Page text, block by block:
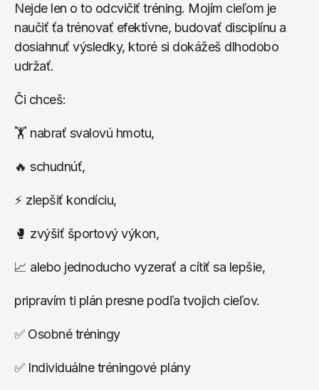
Nejde len o to odcvičiť tréning. Mojím cieľom je
naučiť ťa trénovať efektívne, budovať disciplínu a
dosiahnuť výsledky, ktoré si dokážeš dlhodobo
udržať.
Či chceš:
🏋️ nabrať svalovú hmotu,
🔥 schudnúť,
⚡ zlepšiť kondíciu,
🥊 zvýšiť športový výkon,
📈 alebo jednoducho vyzerať a cítiť sa lepšie,
pripravím ti plán presne podľa tvojich cieľov.
✅ Osobné tréningy
✅ Individuálne tréningové plány